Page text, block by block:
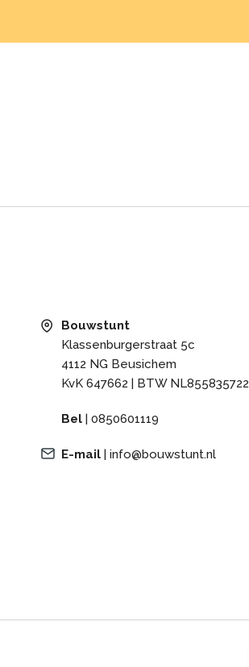
Bouwstunt
Klassenburgerstraat 5c
4112 NG Beusichem
KvK 647662 | BTW NL855835722
Bel | 0850601119
E-mail | info@bouwstunt.nl